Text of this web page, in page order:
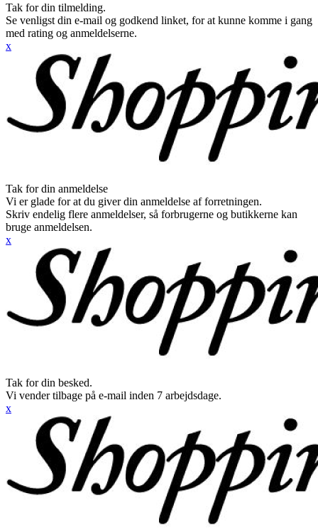
Tak for din tilmelding.
Se venligst din e-mail og godkend linket, for at kunne komme i gang
med rating og anmeldelserne.
x
Tak for din anmeldelse
Vi er glade for at du giver din anmeldelse af forretningen.
Skriv endelig flere anmeldelser, så forbrugerne og butikkerne kan
bruge anmeldelsen.
x
Tak for din besked.
Vi vender tilbage på e-mail inden 7 arbejdsdage.
x